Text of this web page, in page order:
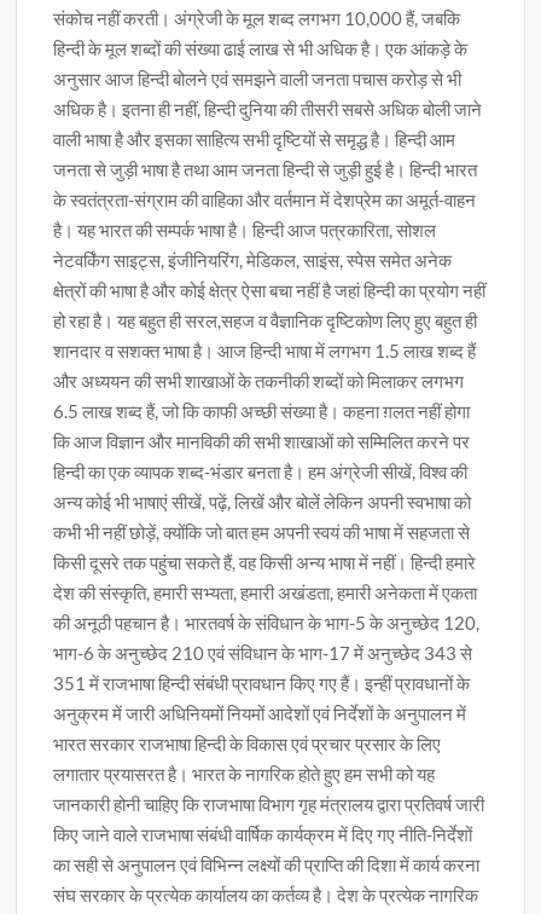
संकोच नहीं करती। अंग्रेजी के मूल शब्द लगभग 10,000 हैं, जबकि
हिन्दी के मूल शब्दों की संख्या ढाई लाख से भी अधिक है। एक आंकड़े के
अनुसार आज हिन्दी बोलने एवं समझने वाली जनता पचास करोड़ से भी
अधिक है। इतना ही नहीं, हिन्दी दुनिया की तीसरी सबसे अधिक बोली जाने
वाली भाषा है और इसका साहित्य सभी दृष्टियों से समृद्ध है। हिन्दी आम
जनता से जुड़ी भाषा है तथा आम जनता हिन्दी से जुड़ी हुई है। हिन्दी भारत
के स्वतंत्रता-संग्राम की वाहिका और वर्तमान में देशप्रेम का अमूर्त-वाहन
है। यह भारत की सम्पर्क भाषा है। हिन्दी आज पत्रकारिता, सोशल
नेटवर्किंग साइट्स, इंजीनियरिंग, मेडिकल, साइंस, स्पेस समेत अनेक
क्षेत्रों की भाषा है और कोई क्षेत्र ऐसा बचा नहीं है जहां हिन्दी का प्रयोग नहीं
हो रहा है। यह बहुत ही सरल,सहज व वैज्ञानिक दृष्टिकोण लिए हुए बहुत ही
शानदार व सशक्त भाषा है। आज हिन्दी भाषा में लगभग 1.5 लाख शब्द हैं
और अध्ययन की सभी शाखाओं के तकनीकी शब्दों को मिलाकर लगभग
6.5 लाख शब्द हैं, जो कि काफी अच्छी संख्या है। कहना ग़लत नहीं होगा
कि आज विज्ञान और मानविकी की सभी शाखाओं को सम्मिलित करने पर
हिन्दी का एक व्यापक शब्द-भंडार बनता है। हम अंग्रेजी सीखें, विश्व की
अन्य कोई भी भाषाएं सीखें, पढ़ें, लिखें और बोलें लेकिन अपनी स्वभाषा को
कभी भी नहीं छोड़ें, क्योंकि जो बात हम अपनी स्वयं की भाषा में सहजता से
किसी दूसरे तक पहुंचा सकते हैं, वह किसी अन्य भाषा में नहीं। हिन्दी हमारे
देश की संस्कृति, हमारी सभ्यता, हमारी अखंडता, हमारी अनेकता में एकता
की अनूठी पहचान है। भारतवर्ष के संविधान के भाग-5 के अनुच्छेद 120,
भाग-6 के अनुच्छेद 210 एवं संविधान के भाग-17 में अनुच्छेद 343 से
351 में राजभाषा हिन्दी संबंधी प्रावधान किए गए हैं। इन्हीं प्रावधानों के
अनुक्रम में जारी अधिनियमों नियमों आदेशों एवं निर्देशों के अनुपालन में
भारत सरकार राजभाषा हिन्दी के विकास एवं प्रचार प्रसार के लिए
लगातार प्रयासरत है। भारत के नागरिक होते हुए हम सभी को यह
जानकारी होनी चाहिए कि राजभाषा विभाग गृह मंत्रालय द्वारा प्रतिवर्ष जारी
किए जाने वाले राजभाषा संबंधी वार्षिक कार्यक्रम में दिए गए नीति-निर्देशों
का सही से अनुपालन एवं विभिन्न लक्ष्यों की प्राप्ति की दिशा में कार्य करना
संघ सरकार के प्रत्येक कार्यालय का कर्तव्य है। देश के प्रत्येक नागरिक